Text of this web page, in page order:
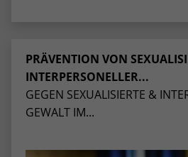
PRÄVENTION VON
INTERPERSONELLER...
GEGEN SEXUALISIERTE &
GEWALT IM...